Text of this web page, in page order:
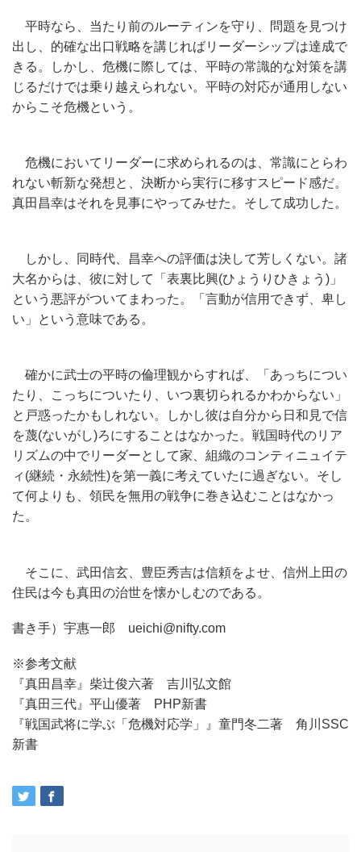
平時なら、当たり前のルーティンを守り、問題を見つけ
出し、的確な出口戦略を講じればリーダーシップは達成で
きる。しかし、危機に際しては、平時の常識的な対策を講
じるだけでは乗り越えられない。平時の対応が通用しない
からこそ危機という。
危機においてリーダーに求められるのは、常識にとらわ
れない斬新な発想と、決断から実行に移すスピード感だ。
真田昌幸はそれを見事にやってみせた。そして成功した。
しかし、同時代、昌幸への評価は決して芳しくない。諸
大名からは、彼に対して「表裏比興(ひょうりひきょう)」
という悪評がついてまわった。「言動が信用できず、卑し
い」という意味である。
確かに武士の平時の倫理観からすれば、「あっちについ
たり、こっちについたり、いつ裏切られるかわからない」
と戸惑ったかもしれない。しかし彼は自分から日和見で信
を蔑(ないがし)ろにすることはなかった。戦国時代のリア
リズムの中でリーダーとして家、組織のコンティニュイテ
ィ(継続・永続性)を第一義に考えていたに過ぎない。そし
て何よりも、領民を無用の戦争に巻き込むことはなかっ
た。
そこに、武田信玄、豊臣秀吉は信頼をよせ、信州上田の
住民は今も真田の治世を懐かしむのである。
書き手）宇惠一郎 ueichi@nifty.com
※参考文献
『真田昌幸』柴辻俊六著 吉川弘文館
『真田三代』平山優著 PHP新書
『戦国武将に学ぶ「危機対応学」』童門冬二著 角川SSC
新書